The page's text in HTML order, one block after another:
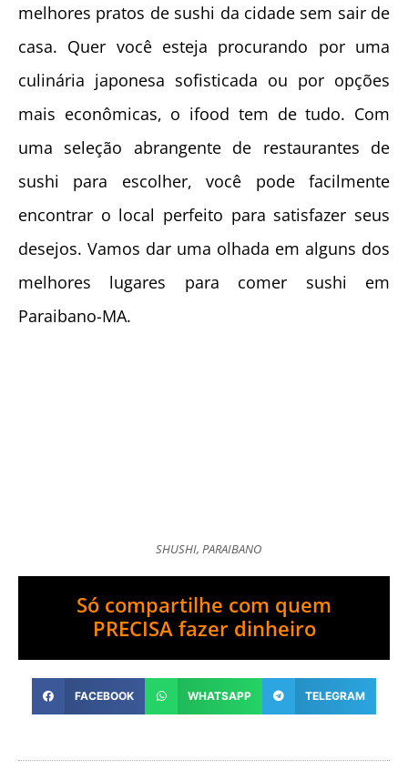
melhores pratos de sushi da cidade sem sair de
casa. Quer você esteja procurando por uma
culinária japonesa sofisticada ou por opções
mais econômicas, o ifood tem de tudo. Com
uma seleção abrangente de restaurantes de
sushi para escolher, você pode facilmente
encontrar o local perfeito para satisfazer seus
desejos. Vamos dar uma olhada em alguns dos
melhores lugares para comer sushi em
Paraibano-MA.
SHUSHI, PARAIBANO
Só compartilhe com quem
PRECISA fazer dinheiro
FACEBOOK WHATSAPP TELEGRAM